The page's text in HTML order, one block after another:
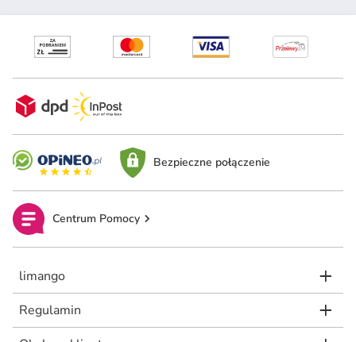
Bezpieczne połączenie
Centrum Pomocy
limango
Regulamin